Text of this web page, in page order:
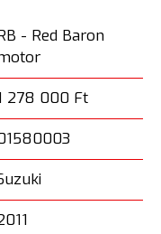
- Red Baron
278 000 Ft